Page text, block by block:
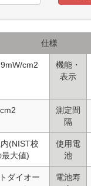
仕様
cm2
機能・
表示
測定間
隔
(NIST校
大値)
使用電
池
ダイオー
電池寿